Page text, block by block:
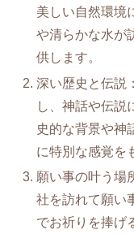
美しい自然環境
や清らかな水が
供します。
深い歴史と伝説
し、神話や伝説
史的な背景や神
に特別な感覚を
願い事の叶う場
社を訪れて願い
でお祈りを捧げ